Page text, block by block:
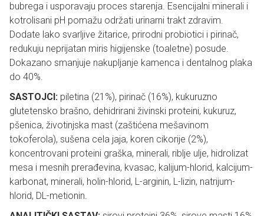
bubrega i usporavaju proces starenja. Esencijalni minerali i
kotrolisani pH pomažu održati urinarni trakt zdravim.
Dodate lako svarljive žitarice, prirodni probiotici i pirinač,
redukuju neprijatan miris higijenske (toaletne) posude.
Dokazano smanjuje nakupljanje kamenca i dentalnog plaka
do 40%.
SASTOJCI: piletina (21%), pirinač (16%), kukuruzno
glutetensko brašno, dehidrirani živinski proteini, kukuruz,
pšenica, životinjska mast (zaštićena mešavinom
tokoferola), sušena cela jaja, koren cikorije (2%),
koncentrovani proteini graška, minerali, riblje ulje, hidrolizat
mesa i mesnih prerađevina, kvasac, kalijum-hlorid, kalcijum-
karbonat, minerali, holin-hlorid, L-arginin, L-lizin, natrijum-
hlorid, DL-metionin.